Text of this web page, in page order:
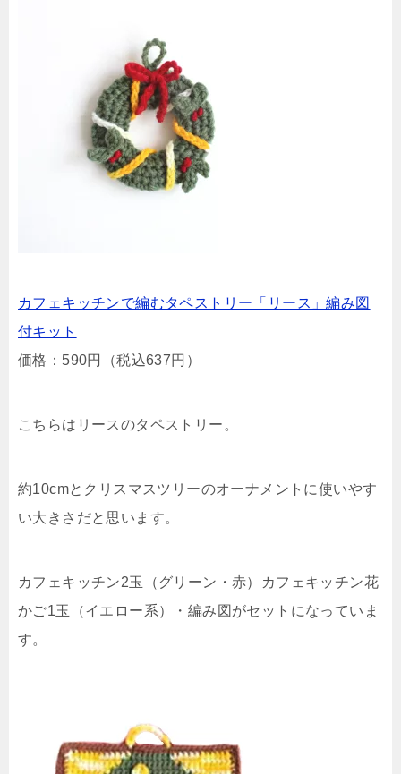
カフェキッチンで編むタペストリー「リース」編み図
付キット
価格：590円（税込637円）
こちらはリースのタペストリー。
約10cmとクリスマスツリーのオーナメントに使いやす
い大きさだと思います。
カフェキッチン2玉（グリーン・赤）カフェキッチン花
かご1玉（イエロー系）・編み図がセットになっていま
す。